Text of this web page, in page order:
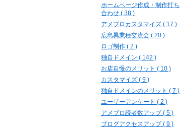
ホームページ作成・制作打ち
合わせ ( 38 )
アメブロカスタマイズ ( 17 )
広島異業種交流会 ( 20 )
ロゴ制作 ( 2 )
独自ドメイン ( 142 )
お店自慢のメリット ( 10 )
カスタマイズ ( 9 )
独自ドメインのメリット ( 7 )
ユーザーアンケート ( 2 )
アメブロ読者数アップ ( 5 )
ブログアクセスアップ ( 9 )